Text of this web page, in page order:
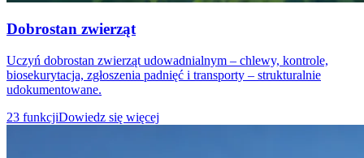
Dobrostan zwierząt
Uczyń dobrostan zwierząt udowadnialnym – chlewy, kontrole,
biosekurytacja, zgłoszenia padnięć i transporty – strukturalnie
udokumentowane.
23 funkcjiDowiedz się więcej